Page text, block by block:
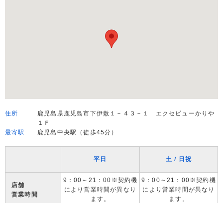
住所
鹿児島県鹿児島市下伊敷１－４３－１ エクセビューかりや
１Ｆ
最寄駅
鹿児島中央駅（徒歩45分）
平日 土 / 日祝
店舗
営業時間
9：00～21：00※契約機
により営業時間が異なり
ます。
9：00～21：00※契約機
により営業時間が異なり
ます。